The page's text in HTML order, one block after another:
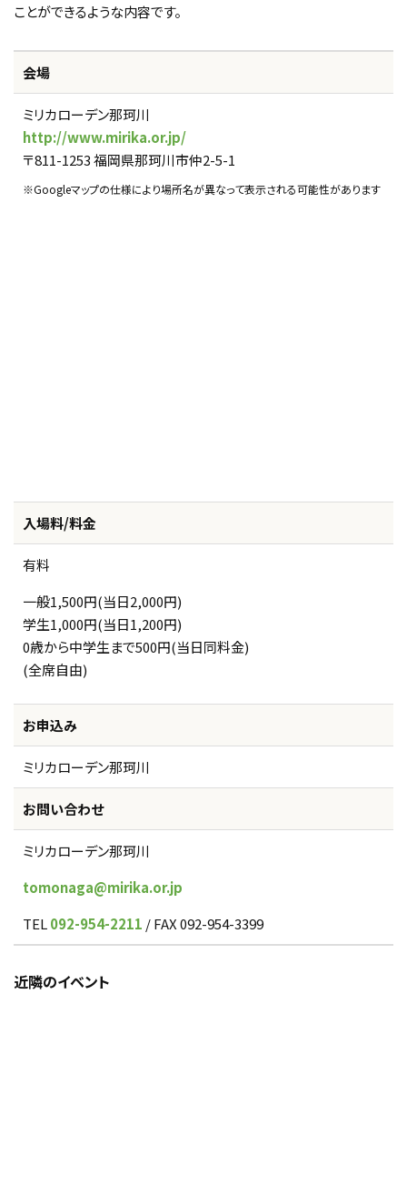
ことができるような内容です。
会場
ミリカローデン那珂川
http://www.mirika.or.jp/
〒811-1253 福岡県那珂川市仲2-5-1
※Googleマップの仕様により場所名が異なって表示される可能性があります
入場料/料金
有料
一般1,500円(当日2,000円)
学生1,000円(当日1,200円)
0歳から中学生まで500円(当日同料金)
(全席自由)
お申込み
ミリカローデン那珂川
お問い合わせ
ミリカローデン那珂川
tomonaga@mirika.or.jp
TEL092-954-2211 / FAX 092-954-3399
近隣のイベント